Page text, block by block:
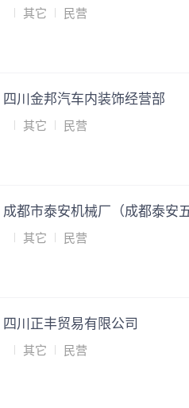
其它 民营
四川金邦汽车内装饰经营部
其它 民营
成都市泰安机械厂（成都泰安
其它 民营
四川正丰贸易有限公司
其它 民营